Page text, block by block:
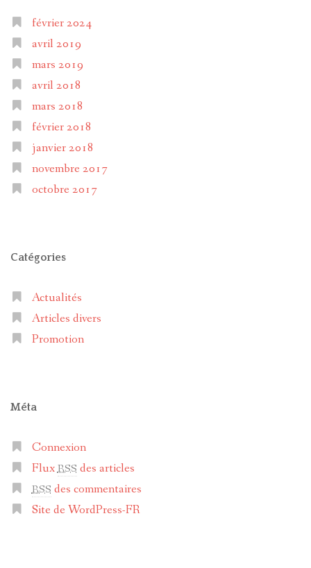
février 2024
avril 2019
mars 2019
avril 2018
mars 2018
février 2018
janvier 2018
novembre 2017
octobre 2017
Catégories
Actualités
Articles divers
Promotion
Méta
Connexion
FluxRSS des articles
RSS des commentaires
Site de WordPress-FR